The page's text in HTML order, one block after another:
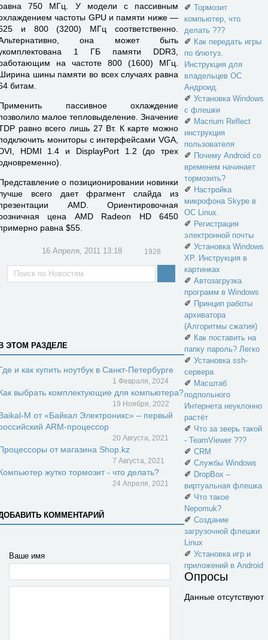
750 МГц. У модели с пассивным
частоты GPU и памяти ниже —
и 800 (3200) МГц соответственно.
она может быть
1 ГБ памяти DDR3,
на частоте 800 (1600) МГц.
шины памяти во всех случаях равна
битам.
пассивное охлаждение
малое тепловыделение. Значение
равно всего лишь 27 Вт. К карте можно
мониторы с интерфейсами VGA,
HDMI 1.4 и DisplayPort 1.2 (до трех
о позиционировании новинки
всего дает фрагмент слайда из
AMD. Ориентировочная
цена AMD Radeon HD 6450
равна $55.
16 Апреля, 2011 13:18 1928
ЭТОМ РАЗДЕЛЕ
и как купить ноутбук в Санкт-Петербурге
1 Февраля, 2024
выбрать комплектующие для компьютера?
19 Ноября, 2022
M от «Байкал Электроникс» – первый
ARM-процессор
20 Августа, 2021
от магазина Shop.kz
7 Августа, 2021
жутко тормозит - что делать?
24 Апреля, 2021
КОММЕНТАРИЙ
Ваше имя
✐ Тормозит
компьютер, что
делать ???
✐ Как передать игры
по блютуз.
Инструкция для
владельцев ОС
Андроид.
✐ Установка Windows
с флешки
✐ Macrium Reflect
инструкция
пользователя
✐ Почему Android со
временем начинает
тормозить?
✐ Настройка
микрофона Skype в
ОС Linux.
✐ Регистрация
электронной почты
✐ Установка Windows
XP. Инструкция в
картинках
✐ Автозагрузка
программ в Windows
✐ Принцип работы
архиватора
(Алгоритмы сжатия)
✐ Как поставить на
папку пароль? Легко
✐ Установка ssh-
сервера
✐ Масштаб
подпольного
Интернета неуклонно
растёт
✐ Что за зверь такой
- TeamViewer ???
✐ CRM
✐ Службы Windows
✐ DropBox –
виртуальная флешка
✐ Что такое
Nepomuk?
✐ Создание
загрузочной флешки
Linux
✐ Установка игр и
приложений в Android
Опросы
Данные отсутствуют